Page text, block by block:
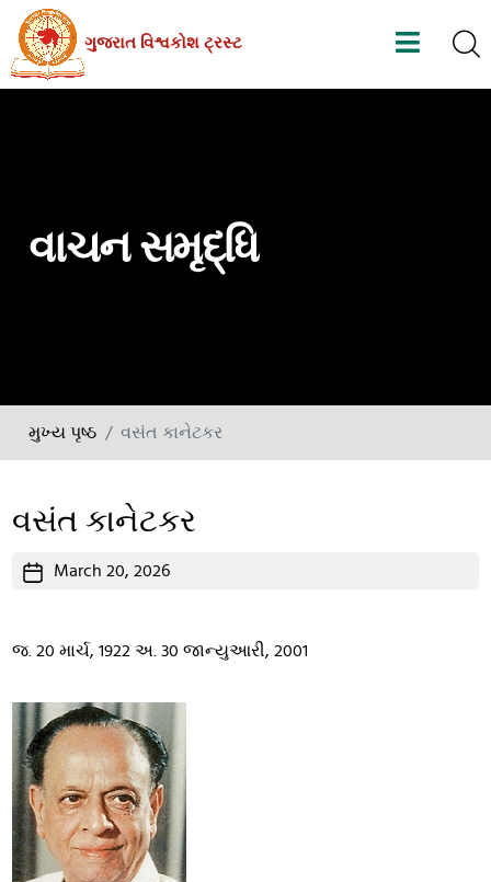
Skip
the
ગુજરાત વિશ્વકોશ ટ્રસ્ટ
વાચન સમૃદ્ધિ
મુખ્ય પૃષ્ઠ વસંત કાનેટકર
વસંત કાનેટકર
PostMarch 20, 2026
જ. 20 માર્ચ, 1922 અ. 30 જાન્યુઆરી, 2001